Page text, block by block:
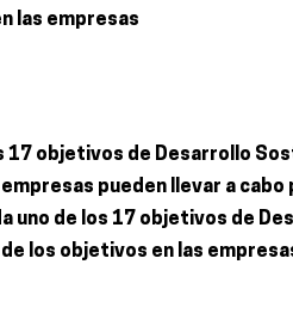
las empresas
17 objetivos de Desarrollo
empresas pueden llevar a
uno de los 17 objetivos de
los objetivos en las